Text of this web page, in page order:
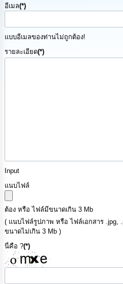
No
Gift
Policy
ส่ง
เสริม
คุณธรรม
และ
โปร่งใส
ร้อง
เรียน
ร้อง
ทุกข์
อีเมล(*)
แบบอีเมลของท่านไม่ถูกต้อง!
รายละเอียด(*)
Input
แนบไฟล์
ต้อง หรือ ไฟล์มีขนาดเกิน 3 Mb
( แนบไฟล์รูปภาพ หรือ ไฟล์เอกสาร .jpg,
ขนาดไม่เกิน 3 Mb )
นี่คือ ?(*)